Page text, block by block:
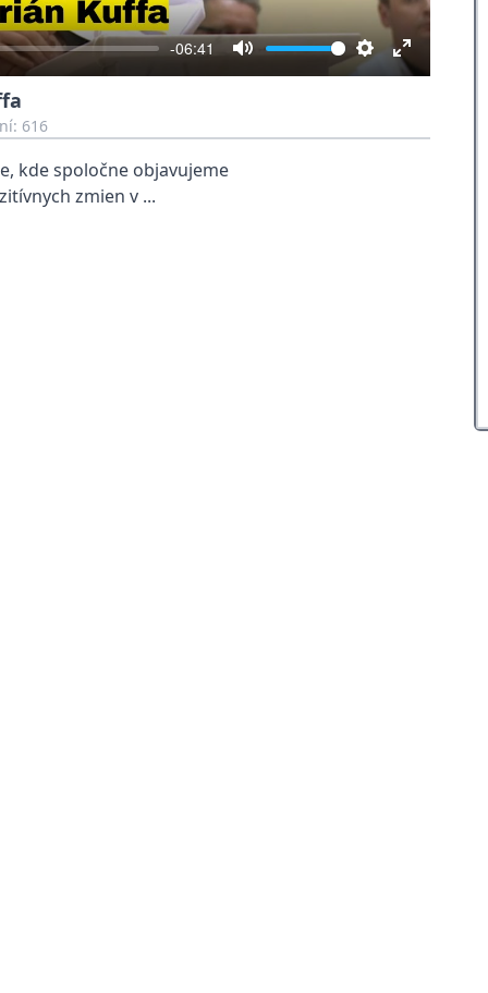
-06:41
Mute Settings
Enter
616
kde spoločne objavujeme
zmien v ...